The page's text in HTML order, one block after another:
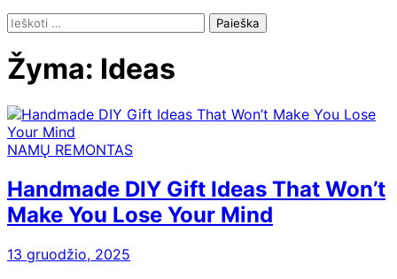
Ieškoti:
Žyma: Ideas
NAMŲ REMONTAS
Handmade DIY Gift Ideas That Won’t
Make You Lose Your Mind
13 gruodžio, 2025